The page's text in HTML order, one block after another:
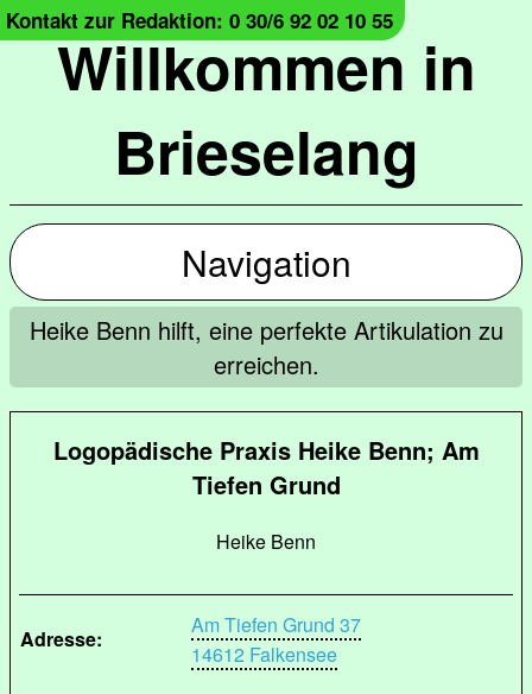
Willkommen in
Brieselang
Kontakt zur Redaktion: 0 30/6 92 02 10 55
Navigation
Heike Benn hilft, eine perfekte Artikulation zu
erreichen.
Logopädische Praxis Heike Benn; Am
Tiefen Grund
Heike Benn
Adresse:
Am Tiefen Grund 37
14612 Falkensee